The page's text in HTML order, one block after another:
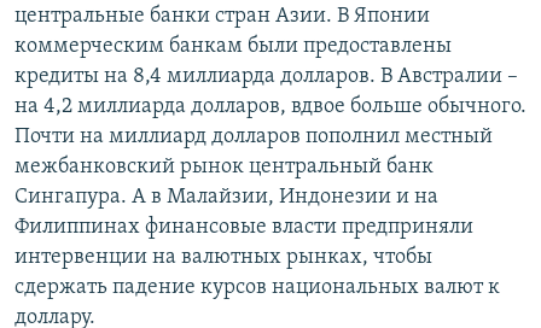
центральные банки стран Азии. В Японии
коммерческим банкам были предоставлены
кредиты на 8,4 миллиарда долларов. В Австралии –
на 4,2 миллиарда долларов, вдвое больше обычного.
Почти на миллиард долларов пополнил местный
межбанковский рынок центральный банк
Сингапура. А в Малайзии, Индонезии и на
Филиппинах финансовые власти предприняли
интервенции на валютных рынках, чтобы
сдержать падение курсов национальных валют к
доллару.